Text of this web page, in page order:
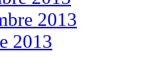
2013
2013